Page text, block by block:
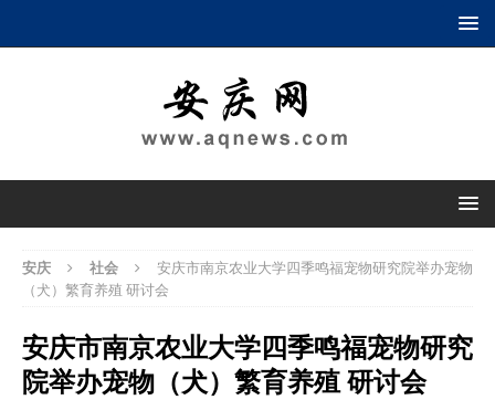
安庆 社会
安庆市南京农业大学四季鸣福宠物研究院举办宠物
（犬）繁育养殖 研讨会
安庆市南京农业大学四季鸣福宠物研究
院举办宠物（犬）繁育养殖 研讨会